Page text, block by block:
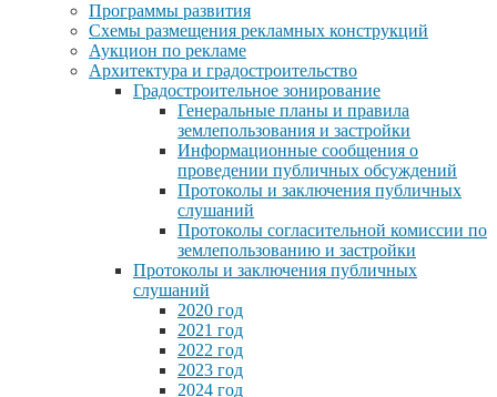
Программы развития
Схемы размещения рекламных конструкций
Аукцион по рекламе
Архитектура и градостроительство
Градостроительное зонирование
Генеральные планы и правила
землепользования и застройки
Информационные сообщения о
проведении публичных обсуждений
Протоколы и заключения публичных
слушаний
Протоколы согласительной комиссии по
землепользованию и застройки
Протоколы и заключения публичных
слушаний
2020 год
2021 год
2022 год
2023 год
2024 год